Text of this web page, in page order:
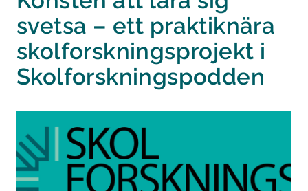
svetsa – ett praktiknära
skolforskningsprojekt i
Skolforskningspodden